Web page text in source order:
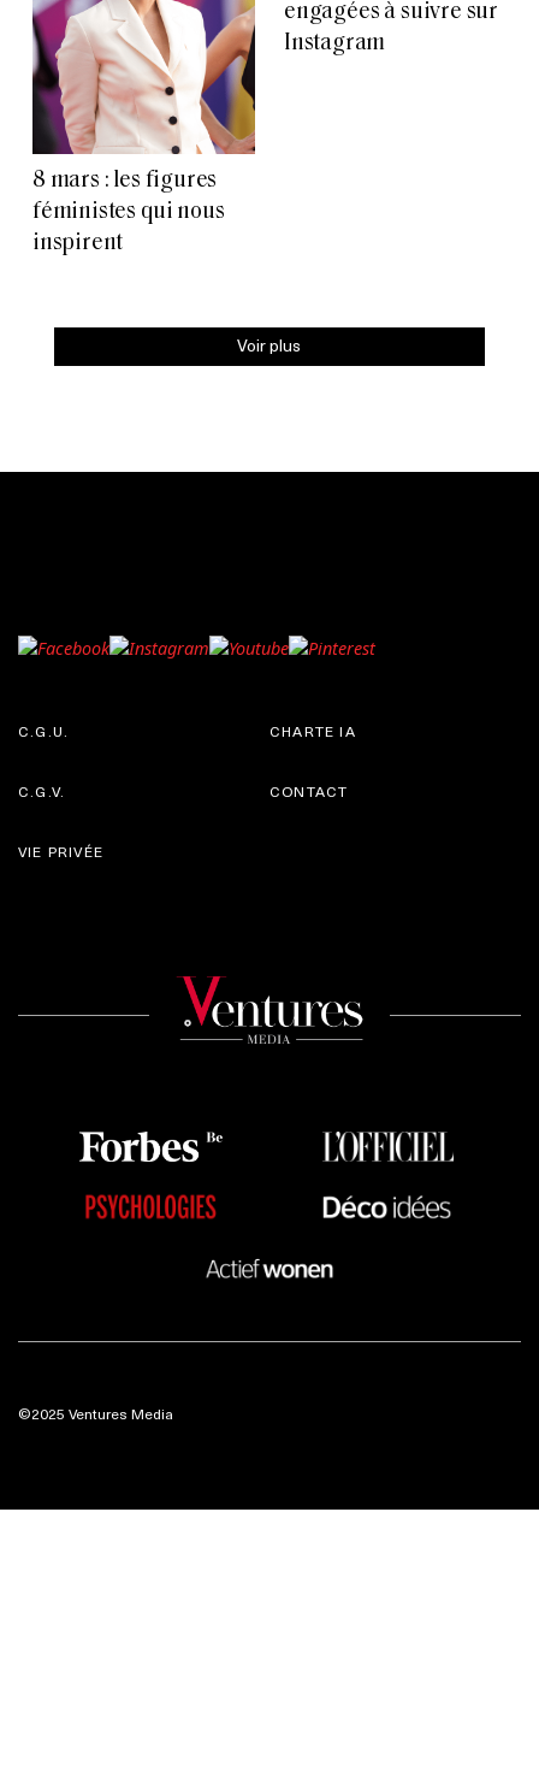
8 mars : les figures
féministes qui nous
inspirent
engagées à suivre sur
Instagram
Voir plus
C.G.U.
C.G.V.
CHARTE IA
CONTACT
VIE PRIVÉE
©2025 Ventures Media